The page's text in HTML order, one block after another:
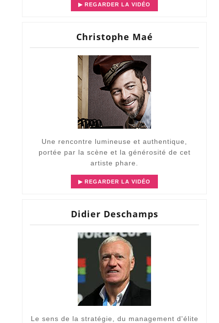
▶ REGARDER LA VIDÉO
Christophe Maé
Une rencontre lumineuse et authentique,
portée par la scène et la générosité de cet
artiste phare.
▶ REGARDER LA VIDÉO
Didier Deschamps
Le sens de la stratégie, du management d'élite